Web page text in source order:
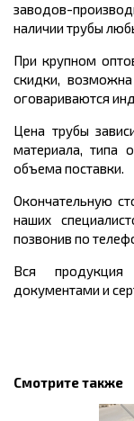
заводов-
наличии трубы
При крупном
скидки, возможна
оговариваются
Цена трубы
материала, типа
объема поставки.
Окончательную
наших
позвонив по
Вся продукция
документами и
Смотрите также